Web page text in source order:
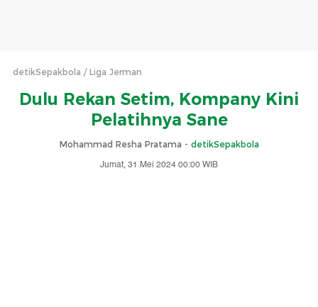
detikSepakbola Liga Jerman
Dulu Rekan Setim, Kompany Kini
Pelatihnya Sane
Mohammad Resha Pratama - detikSepakbola
Jumat, 31 Mei 2024 00:00 WIB